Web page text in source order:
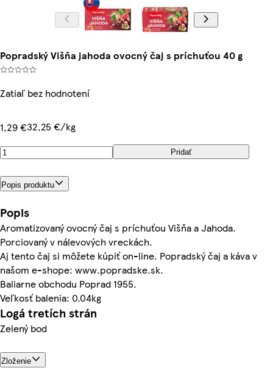
Popradský Višňa jahoda ovocný čaj s príchuťou 40 g
Zatiaľ bez hodnotení
1,29 €32,25 €/kg
Pridať
Popis produktu
Popis
Aromatizovaný ovocný čaj s príchuťou Višňa a Jahoda.
Porciovaný v nálevových vreckách.
Aj tento čaj si môžete kúpiť on-line. Popradský čaj a káva v
našom e-shope: www.popradske.sk.
Baliarne obchodu Poprad 1955.
Veľkosť balenia: 0.04kg
Logá tretích strán
Zelený bod
Zloženie